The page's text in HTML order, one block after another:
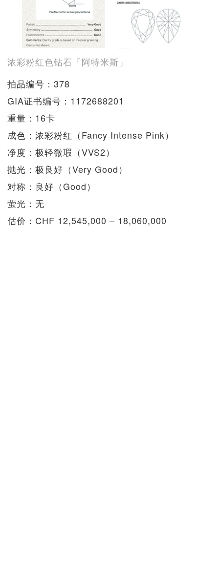
浓彩粉红色钻石「阿特米斯」
拍品编号：378
GIA证书编号：1172688201
重量：16卡
成色：浓彩粉红（Fancy Intense Pink）
净度：极轻微瑕（VVS2）
抛光：极良好（Very Good）
对称：良好（Good）
萤光：无
估价：CHF 12,545,000 – 18,060,000